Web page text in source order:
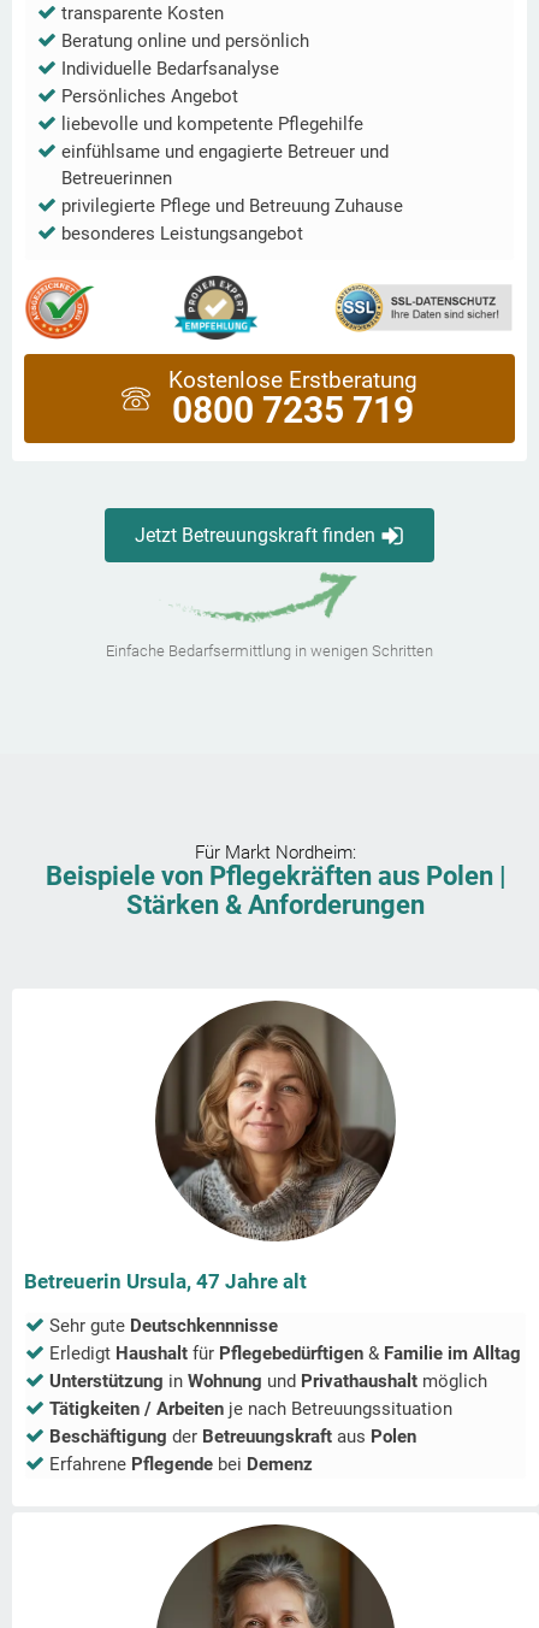
transparente Kosten
Beratung online und persönlich
Individuelle Bedarfsanalyse
Persönliches Angebot
liebevolle und kompetente Pflegehilfe
einfühlsame und engagierte Betreuer und
Betreuerinnen
privilegierte Pflege und Betreuung Zuhause
besonderes Leistungsangebot
Kostenlose Erstberatung
0800 7235 719
Jetzt Betreuungskraft finden
Einfache Bedarfsermittlung in wenigen Schritten
Für Markt Nordheim:
Beispiele von Pflegekräften aus Polen |
Stärken & Anforderungen
Betreuerin Ursula, 47 Jahre alt
Sehr gute Deutschkennnisse
Erledigt Haushalt für Pflegebedürftigen & Familie im Alltag
Unterstützung in Wohnung und Privathaushalt möglich
Tätigkeiten / Arbeiten je nach Betreuungssituation
Beschäftigung der Betreuungskraft aus Polen
Erfahrene Pflegende bei Demenz